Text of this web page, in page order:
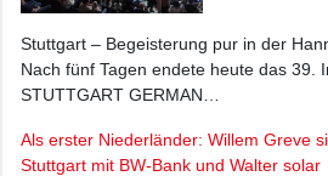
Stuttgart – Begeisterung pur in der
Nach fünf Tagen endete heute das 39.
STUTTGART GERMAN…
Als erster Niederländer: Willem Greve
Stuttgart mit BW-Bank und Walter solar